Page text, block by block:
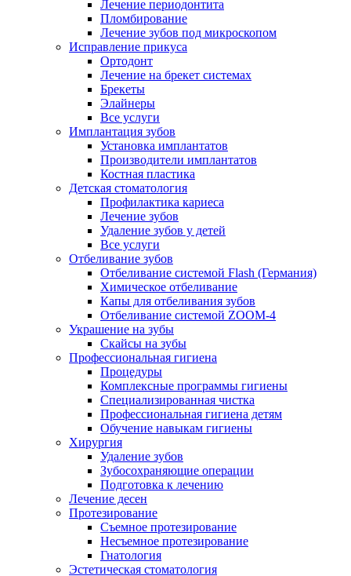
Лечение периодонтита
Пломбирование
Лечение зубов под микроскопом
Исправление прикуса
Ортодонт
Лечение на брекет системах
Брекеты
Элайнеры
Все услуги
Имплантация зубов
Установка имплантатов
Производители имплантатов
Костная пластика
Детская стоматология
Профилактика кариеса
Лечение зубов
Удаление зубов у детей
Все услуги
Отбеливание зубов
Отбеливание системой Flash (Германия)
Химическое отбеливание
Капы для отбеливания зубов
Отбеливание системой ZOOM-4
Украшение на зубы
Скайсы на зубы
Профессиональная гигиена
Процедуры
Комплексные программы гигиены
Специализированная чистка
Профессиональная гигиена детям
Обучение навыкам гигиены
Хирургия
Удаление зубов
Зубосохраняющие операции
Подготовка к лечению
Лечение десен
Протезирование
Съемное протезирование
Несъемное протезирование
Гнатология
Эстетическая стоматология